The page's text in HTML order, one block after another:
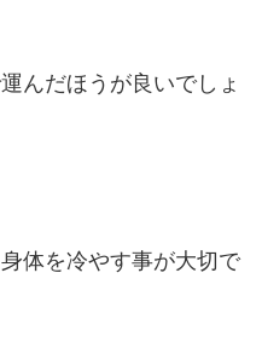
んだほうが良いでしょ
体を冷やす事が大切で